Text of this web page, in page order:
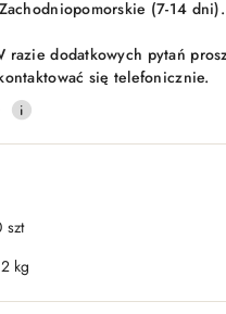
(7-14 dni).
razie dodatkowych pytań
się telefonicznie.
szt
kg